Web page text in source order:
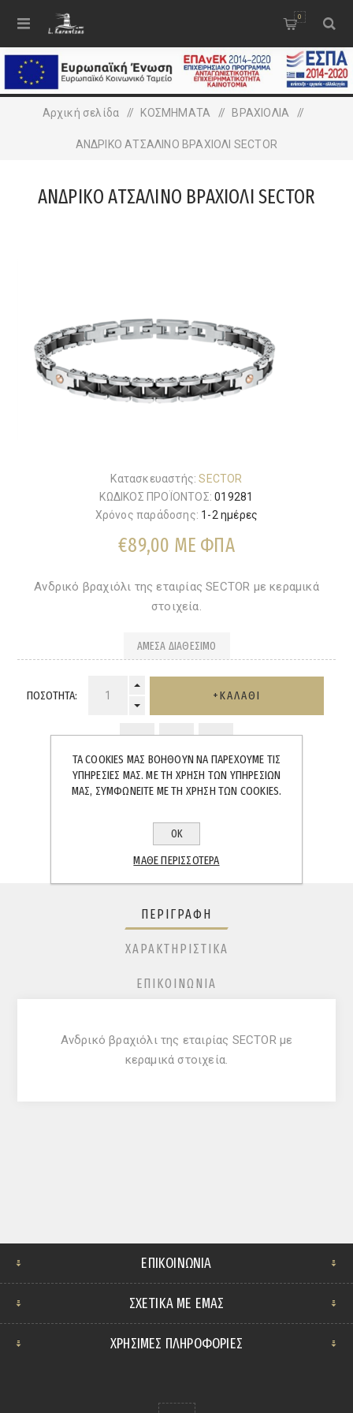
0
Αρχική σελίδα / ΚΟΣΜΗΜΑΤΑ / ΒΡΑΧΙΟΛΙA /
ΑΝΔΡΙΚΟ ΑΤΣΑΛΙΝΟ ΒΡΑΧΙΟΛΙ SECTOR
ΑΝΔΡΙΚΟ ΑΤΣΑΛΙΝΟ ΒΡΑΧΙΟΛΙ SECTOR
Κατασκευαστής: SECTOR
ΚΩΔΙΚΟΣ ΠΡΟΪΟΝΤΟΣ: 019281
Χρόνος παράδοσης: 1-2 ημέρες
€89,00 ΜΕ ΦΠΑ
Ανδρικό βραχιόλι της εταιρίας SECTOR με κεραμικά
στοιχεία.
ΆΜΕΣΑ ΔΙΑΘΈΣΙΜΟ
ΠΟΣΌΤΗΤΑ:
SHARE:
ΠΕΡΙΓΡΑΦΉ
ΧΑΡΑΚΤΗΡΙΣΤΙΚΆ
ΕΠΙΚΟΙΝΩΝΊΑ
Ανδρικό βραχιόλι της εταιρίας SECTOR με
κεραμικά στοιχεία.
ΕΠΙΚΟΙΝΩΝΊΑ
ΣΧΕΤΙΚΆ ΜΕ ΕΜΆΣ
ΧΡΗΣΙΜΕΣ ΠΛΗΡΟΦΟΡΙΕΣ
ΤΑ COOKIES ΜΑΣ ΒΟΗΘΟΎΝ ΝΑ ΠΑΡΈΧΟΥΜΕ ΤΙΣ
ΥΠΗΡΕΣΊΕΣ ΜΑΣ. ΜΕ ΤΗ ΧΡΉΣΗ ΤΩΝ ΥΠΗΡΕΣΙΏΝ
ΜΑΣ, ΣΥΜΦΩΝΕΊΤΕ ΜΕ ΤΗ ΧΡΉΣΗ ΤΩΝ COOKIES.
ΟΚ
ΜΆΘΕ ΠΕΡΙΣΣΌΤΕΡΑ